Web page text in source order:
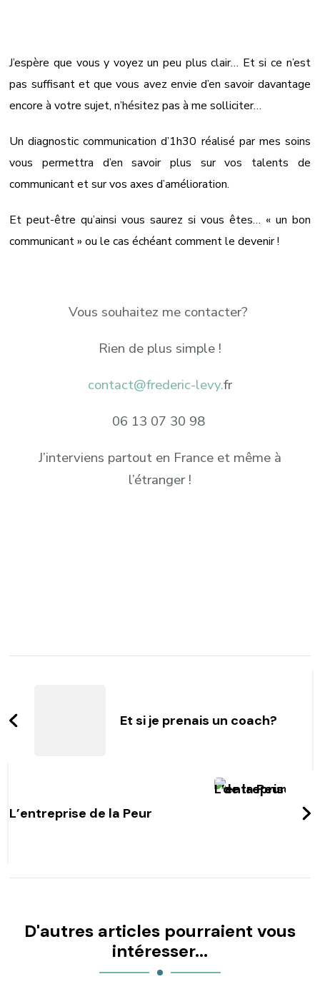
J’espère que vous y voyez un peu plus clair… Et si ce n’est
pas suffisant et que vous avez envie d’en savoir davantage
encore à votre sujet, n’hésitez pas à me solliciter…
Un diagnostic communication d’1h30 réalisé par mes soins
vous permettra d’en savoir plus sur vos talents de
communicant et sur vos axes d’amélioration.
Et peut-être qu’ainsi vous saurez si vous êtes… « un bon
communicant » ou le cas échéant comment le devenir !
Vous souhaitez me contacter?
Rien de plus simple !
contact@frederic-levy.fr
06 13 07 30 98
J’interviens partout en France et même à
l’étranger !
Et si je prenais un coach?
L’entreprise de la Peur
D'autres articles pourraient vous
intéresser...